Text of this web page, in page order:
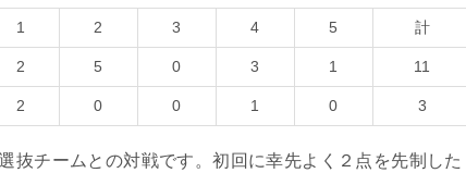
1 2 3 4 5 計
2 5 0 3 1 11
2 0 0 1 0 3
抜チームとの対戦です。初回に幸先よく２点を先制した